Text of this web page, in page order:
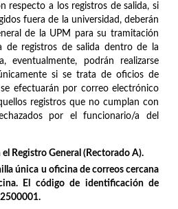
respecto a los registros de salida, si
fuera de la universidad, deberán
de la UPM para su tramitación
de registros de salida dentro de la
eventualmente, podrán realizarse
si se trata de oficios de
efectuarán por correo electrónico
registros que no cumplan con
por el funcionario/a del
el Registro General (Rectorado A).
única u oficina de correos cercana
El código de identificación de